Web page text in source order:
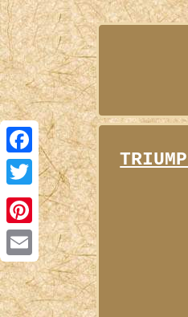
Facebook
Twitter
Pinterest
Email